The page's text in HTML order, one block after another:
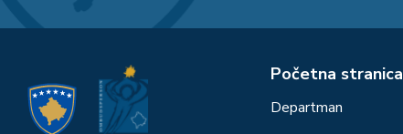
Početna stranica
Departman